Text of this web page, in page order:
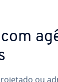
ou